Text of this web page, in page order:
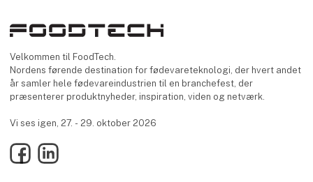
Velkommen til FoodTech.
Nordens førende destination for fødevareteknologi, der hvert andet
år samler hele fødevareindustrien til en branchefest, der
præsenterer produktnyheder, inspiration, viden og netværk.
Vi ses igen, 27. - 29. oktober 2026
FacebookLinkedIn